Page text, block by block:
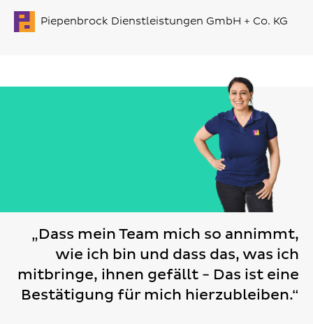
Piepenbrock Dienstleistungen GmbH + Co. KG
„Dass mein Team mich so annimmt,
wie ich bin und dass das, was ich
mitbringe, ihnen gefällt - Das ist eine
Bestätigung für mich hierzubleiben.“